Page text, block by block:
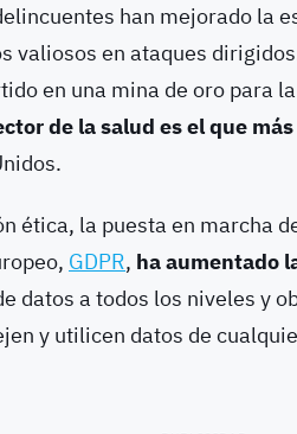
han mejorado la
valiosos en ataques
en una mina de oro para
de la salud es el que
ética, la puesta en marcha
GDPR, ha aumentado
datos a todos los niveles y
y utilicen datos de